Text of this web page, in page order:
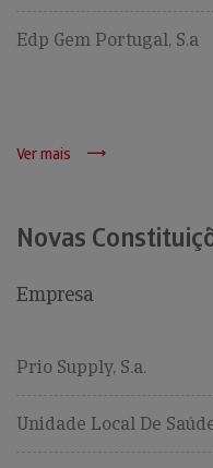
Edp Gem Portugal, S.a
Ver mais
Novas
Empresa
Prio Supply, S.a.
Unidade Local De